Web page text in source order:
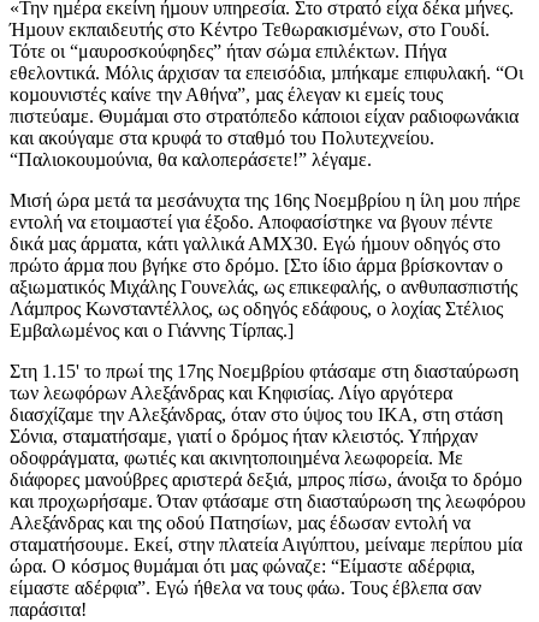
«Την ηµέρα εκείνη ήµουν υπηρεσία. Στο στρατό είχα δέκα µήνες.
Ήµουν εκπαιδευτής στο Κέντρο Τεθωρακισµένων, στο Γουδί.
Τότε οι “μαυροσκούφηδες” ήταν σώµα επιλέκτων. Πήγα
εθελοντικά. Μόλις άρχισαν τα επεισόδια, µπήκαµε επιφυλακή. “Οι
κοµουνιστές καίνε την Αθήνα”, µας έλεγαν κι εµείς τους
πιστεύαµε. Θυµάµαι στο στρατόπεδο κάποιοι είχαν ραδιοφωνάκια
και ακούγαµε στα κρυφά το σταθµό του Πολυτεχνείου.
“Παλιοκουµούνια, θα καλοπεράσετε!” λέγαµε.
Μισή ώρα µετά τα µεσάνυχτα της 16ης Νοεµβρίου η ίλη µου πήρε
εντολή να ετοιµαστεί για έξοδο. Αποφασίστηκε να βγουν πέντε
δικά µας άρµατα, κάτι γαλλικά ΑΜΧ30. Εγώ ήµουν οδηγός στο
πρώτο άρµα που βγήκε στο δρόµο. [Στο ίδιο άρµα βρίσκονταν ο
αξιωµατικός Μιχάλης Γουνελάς, ως επικεφαλής, ο ανθυπασπιστής
Λάµπρος Κωνσταντέλλος, ως οδηγός εδάφους, ο λοχίας Στέλιος
Εµβαλωµένος και ο Γιάννης Τίρπας.]
Στη 1.15' το πρωί της 17ης Νοεµβρίου φτάσαµε στη διασταύρωση
των λεωφόρων Αλεξάνδρας και Κηφισίας. Λίγο αργότερα
διασχίζαµε την Αλεξάνδρας, όταν στο ύψος του ΙΚΑ, στη στάση
Σόνια, σταµατήσαµε, γιατί ο δρόµος ήταν κλειστός. Υπήρχαν
οδοφράγµατα, φωτιές και ακινητοποιηµένα λεωφορεία. Με
διάφορες µανούβρες αριστερά δεξιά, µπρος πίσω, άνοιξα το δρόµο
και προχωρήσαµε. Όταν φτάσαµε στη διασταύρωση της λεωφόρου
Αλεξάνδρας και της οδού Πατησίων, µας έδωσαν εντολή να
σταµατήσουµε. Εκεί, στην πλατεία Αιγύπτου, µείναµε περίπου µία
ώρα. Ο κόσµος θυµάµαι ότι µας φώναζε: “Είµαστε αδέρφια,
είµαστε αδέρφια”. Εγώ ήθελα να τους φάω. Τους έβλεπα σαν
παράσιτα!